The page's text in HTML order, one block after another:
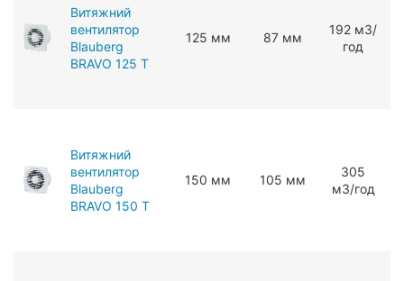
Витяжний
вентилятор
Blauberg
BRAVO 125 T
125 мм 87 мм
192 мЗ/
год
Витяжний
вентилятор
Blauberg
BRAVO 150 T
150 мм 105 мм
305
мЗ/год